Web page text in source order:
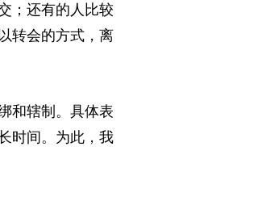
；还有的人比较
转会的方式，离
和辖制。具体表
时间。为此，我